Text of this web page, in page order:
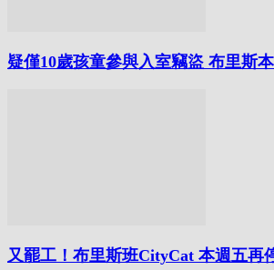
疑僅10歲孩童參與入室竊盜 布里斯
又罷工！布里斯班CityCat 本週五再